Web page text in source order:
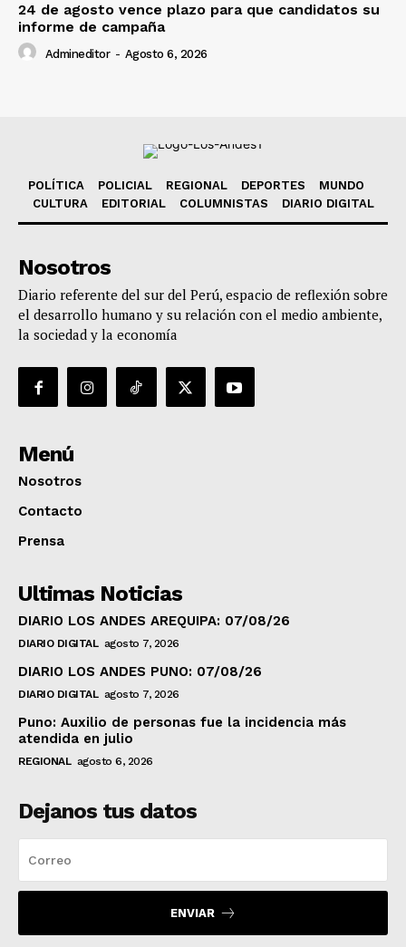
24 de agosto vence plazo para que candidatos su
informe de campaña
Admineditor - Agosto 6, 2026
POLÍTICA POLICIAL REGIONAL DEPORTES
MUNDO
CULTURA
EDITORIAL COLUMNISTAS DIARIO DIGITAL
Nosotros
Diario referente del sur del Perú, espacio de reflexión sobre
el desarrollo humano y su relación con el medio ambiente,
la sociedad y la economía
Menú
Nosotros
Contacto
Prensa
Ultimas Noticias
DIARIO LOS ANDES AREQUIPA: 07/08/26
DIARIO DIGITAL agosto 7, 2026
DIARIO LOS ANDES PUNO: 07/08/26
DIARIO DIGITAL agosto 7, 2026
Puno: Auxilio de personas fue la incidencia más
atendida en julio
REGIONAL agosto 6, 2026
Dejanos tus datos
ENVIAR